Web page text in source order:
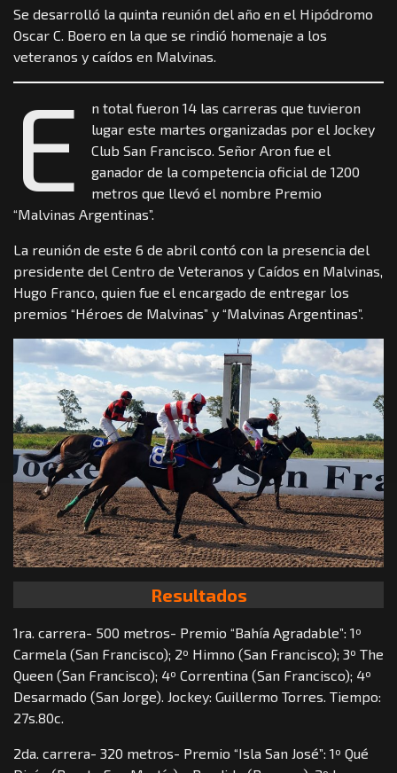
Se desarrolló la quinta reunión del año en el Hipódromo
Oscar C. Boero en la que se rindió homenaje a los
veteranos y caídos en Malvinas.
E
n total fueron 14 las carreras que tuvieron
lugar este martes organizadas por el Jockey
Club San Francisco. Señor Aron fue el
ganador de la competencia oficial de 1200
metros que llevó el nombre Premio
“Malvinas Argentinas”.
La reunión de este 6 de abril contó con la presencia del
presidente del Centro de Veteranos y Caídos en Malvinas,
Hugo Franco, quien fue el encargado de entregar los
premios “Héroes de Malvinas” y “Malvinas Argentinas”.
Resultados
1ra. carrera- 500 metros- Premio “Bahía Agradable”: 1º
Carmela (San Francisco); 2º Himno (San Francisco); 3º The
Queen (San Francisco); 4º Correntina (San Francisco); 4º
Desarmado (San Jorge). Jockey: Guillermo Torres. Tiempo:
27s.80c.
2da. carrera- 320 metros- Premio “Isla San José”: 1º Qué